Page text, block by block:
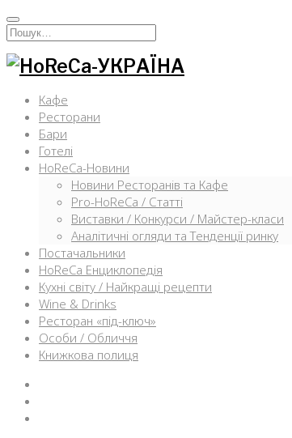
Перейти
кИскать:
Кафе
Ресторани
Бари
Готелі
HoReCa-Новини
Новини Ресторанів та Кафе
Pro-HoReCa / Статті
Виставки / Конкурси / Майстер-класи
Аналітичні огляди та Тенденції ринку
Постачальники
HoReCa Енциклопедія
Кухні світу / Найкращі рецепти
Wine & Drinks
Ресторан «під-ключ»
Особи / Обличчя
Книжкова полиця